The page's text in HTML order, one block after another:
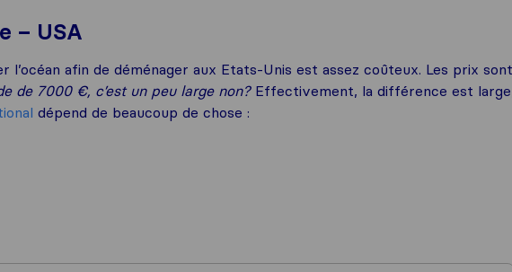
– USA
afin de déménager aux Etats-Unis est assez coûteux. Les prix sont
de 7000 €, c’est un peu large non? Effectivement, la différence est
dépend de beaucoup de chose :